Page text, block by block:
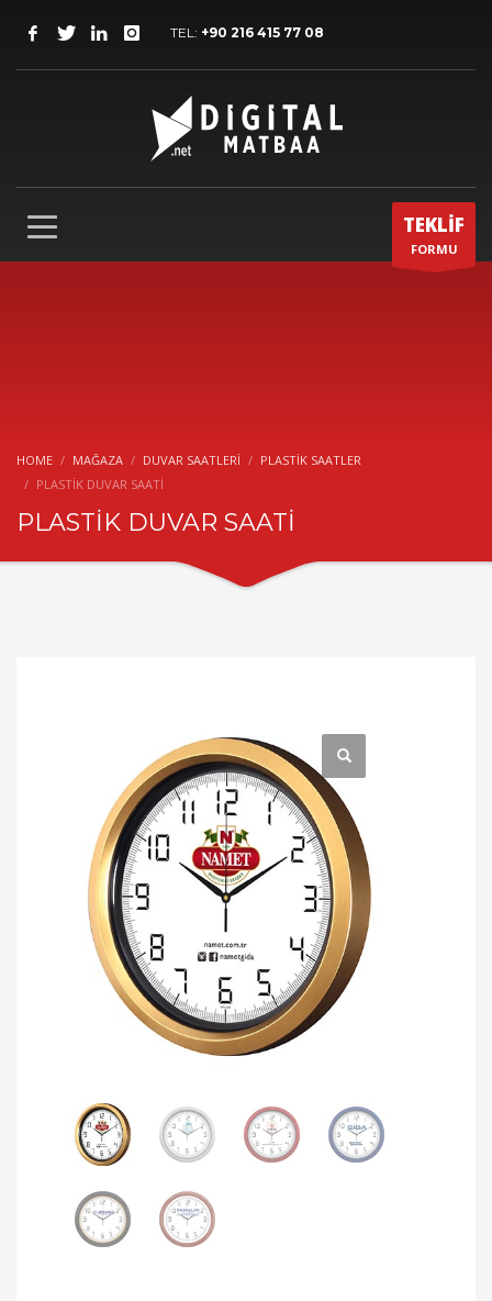
TEL: +90 216 415 77 08
TEKLİF
FORMU
HOME MAĞAZA DUVAR SAATLERI
PLASTIK SAATLER
PLASTİK DUVAR SAATİ
PLASTİK DUVAR SAATİ